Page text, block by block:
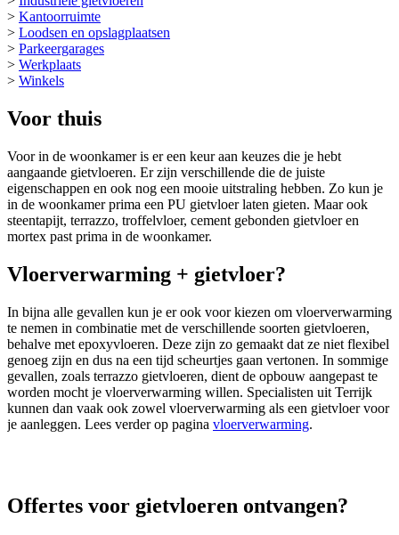
> Kantoorruimte
> Loodsen en opslagplaatsen
> Parkeergarages
> Werkplaats
> Winkels
Voor thuis
Voor in de woonkamer is er een keur aan keuzes die je hebt
aangaande gietvloeren. Er zijn verschillende die de juiste
eigenschappen en ook nog een mooie uitstraling hebben. Zo kun je
in de woonkamer prima een PU gietvloer laten gieten. Maar ook
steentapijt, terrazzo, troffelvloer, cement gebonden gietvloer en
mortex past prima in de woonkamer.
Vloerverwarming + gietvloer?
In bijna alle gevallen kun je er ook voor kiezen om vloerverwarming
te nemen in combinatie met de verschillende soorten gietvloeren,
behalve met epoxyvloeren. Deze zijn zo gemaakt dat ze niet flexibel
genoeg zijn en dus na een tijd scheurtjes gaan vertonen. In sommige
gevallen, zoals terrazzo gietvloeren, dient de opbouw aangepast te
worden mocht je vloerverwarming willen. Specialisten uit Terrijk
kunnen dan vaak ook zowel vloerverwarming als een gietvloer voor
je aanleggen. Lees verder op pagina vloerverwarming.
Offertes voor gietvloeren ontvangen?